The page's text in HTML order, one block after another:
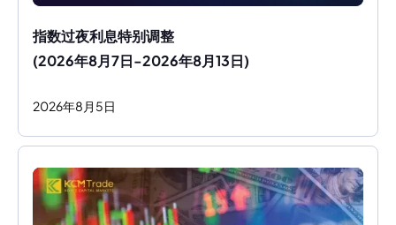
指数过夜利息特别调整
(2026年8月7日-2026年8月13日)
2026年8 月 5日